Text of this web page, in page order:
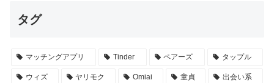
タグ
マッチングアプリ Tinder ペアーズ タップル
ウィズ ヤリモク Omiai 童貞 出会い系